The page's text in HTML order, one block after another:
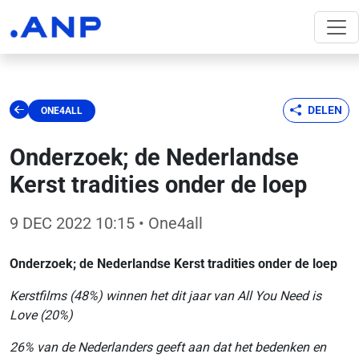
ONE4ALL DELEN
Onderzoek; de Nederlandse
Kerst tradities onder de loep
9 DEC 2022 10:15 • One4all
Onderzoek; de Nederlandse Kerst tradities onder de loep
Kerstfilms (48%) winnen het dit jaar van All You Need is
Love (20%)
26% van de Nederlanders geeft aan dat het bedenken en